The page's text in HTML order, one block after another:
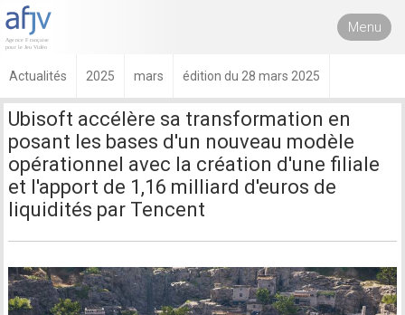
Menu
Actualités 2025 mars édition du 28 mars 2025
Ubisoft accélère sa transformation en
posant les bases d'un nouveau modèle
opérationnel avec la création d'une filiale
et l'apport de 1,16 milliard d'euros de
liquidités par Tencent